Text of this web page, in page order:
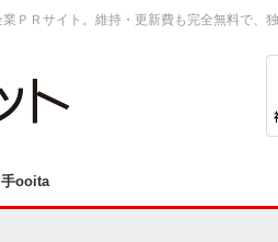
ＰＲサイト。維持・更新費も完全無料で、
ooita